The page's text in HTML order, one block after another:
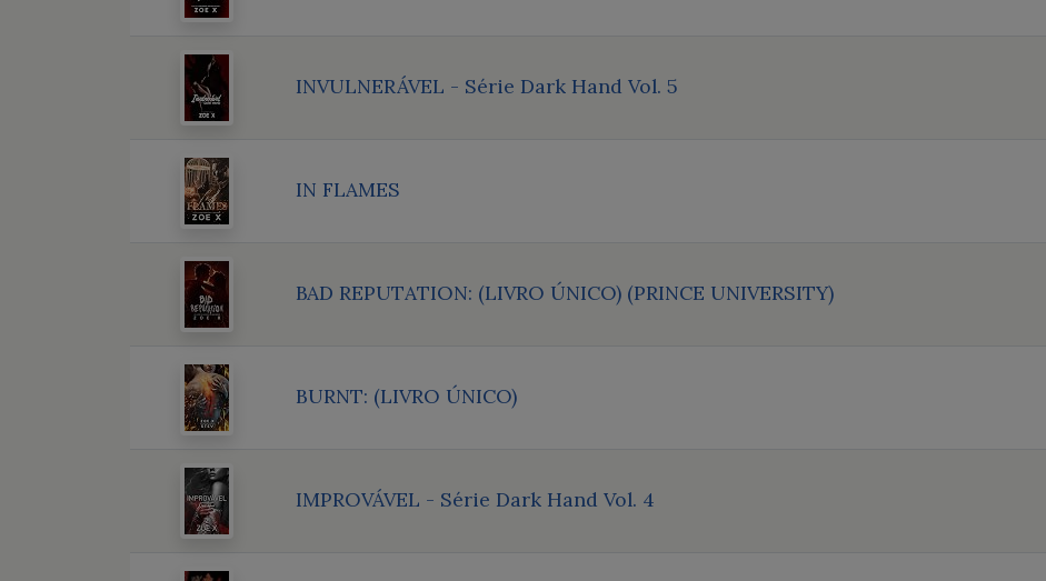
INVULNERÁVEL - Série Dark Hand Vol. 5
IN FLAMES
BAD REPUTATION: (LIVRO ÚNICO) (PRINCE UNIVERSITY)
BURNT: (LIVRO ÚNICO)
IMPROVÁVEL - Série Dark Hand Vol. 4